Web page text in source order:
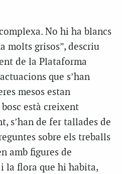
No hi ha blancs
molts grisos”, descriu
de la Plataforma
que s’han
mesos estan
està creixent
s’han de fer tallades de
sobre els treballs
amb figures de
la flora que hi habita,